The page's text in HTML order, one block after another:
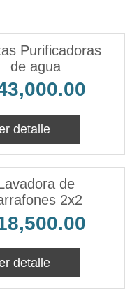
Purificadoras
de agua
detalle
de
2x2
detalle